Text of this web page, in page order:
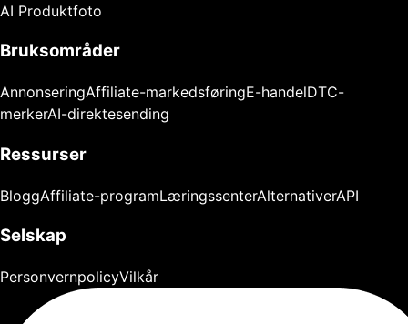
AI Produktfoto
Bruksområder
AnnonseringAffiliate-markedsføringE-handelDTC-
merkerAI-direktesending
Ressurser
BloggAffiliate-programLæringssenterAlternativerAPI
Selskap
PersonvernpolicyVilkår